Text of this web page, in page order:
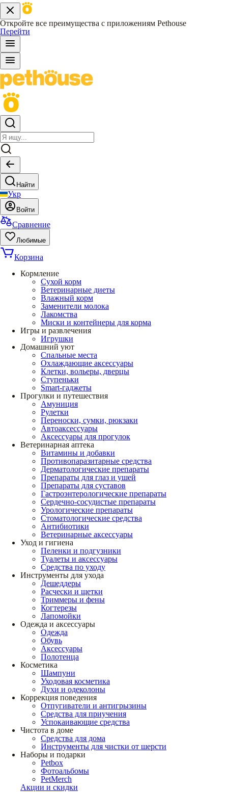
Откройте все преимущества с приложениям Pethouse
Перейти
Найти
Укр
Войти
Сравнение
Любимые
Корзина
Кормление
Сухой корм
Ветеринарные диеты
Влажный корм
Заменители молока
Лакомства
Миски и контейнеры для корма
Игры и развлечения
Игрушки
Домашний уют
Спальные места
Охлаждающие аксессуары
Клетки, вольеры, дверцы
Ступеньки
Smart-гаджеты
Прогулки и путешествия
Амуниция
Рулетки
Переноски, сумки, рюкзаки
Автоаксессуары
Аксессуары для прогулок
Ветеринарная аптека
Витамины и добавки
Противопаразитарные средства
Дерматологические препараты
Препараты для глаз и ушей
Препараты для суставов
Гастроэнтерологические препараты
Сердечно-сосудистые препараты
Урологические препараты
Стоматологические средства
Антибиотики
Ветеринарные аксессуары
Уход и гигиена
Пеленки и подгузники
Туалеты и аксессуары
Средства по уходу
Инструменты для ухода
Дешеддеры
Расчески и щетки
Триммеры и фены
Когтерезы
Лапомойки
Одежда и аксессуары
Одежда
Обувь
Аксессуары
Полотенца
Косметика
Шампуни
Уходовая косметика
Духи и одеколоны
Коррекция поведения
Отпугиватели и антигрызины
Средства для приучения
Успокаивающие средства
Чистота в доме
Средства для дома
Инструменты для чистки от шерсти
Наборы и подарки
Petbox
Фотоальбомы
PetMerch
Акции и скидки